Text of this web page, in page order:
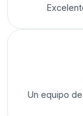
Un equipo